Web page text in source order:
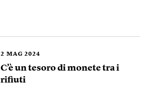
2 MAG 2024
C’è un tesoro di monete tra i
rifiuti